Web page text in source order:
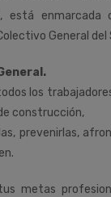
está enmarcada
General del
los
construcción,
prevenirlas,
metas